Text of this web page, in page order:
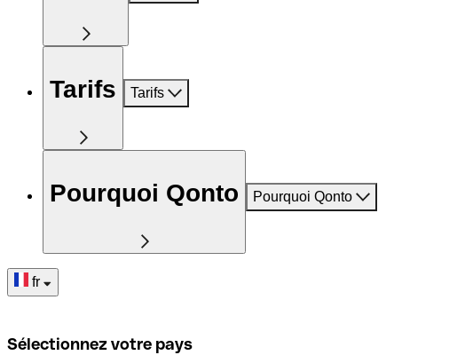
Tarifs Tarifs
Pourquoi Qonto Pourquoi Qonto
fr
Sélectionnez votre pays